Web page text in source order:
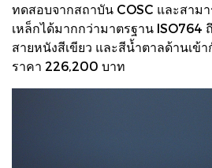
ทดสอบจากสถาบัน COSC และสาม
เหล็กได้มากกว่ามาตรฐาน ISO764
สายหนังสีเขียว และสีน้ำตาลด้านเข้
ราคา 226,200 บาท